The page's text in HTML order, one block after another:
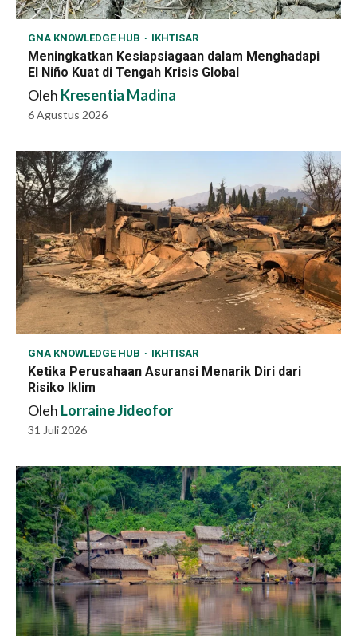
GNA KNOWLEDGE HUB IKHTISAR
Meningkatkan Kesiapsiagaan dalam Menghadapi
El Niño Kuat di Tengah Krisis Global
Oleh Kresentia Madina
6 Agustus 2026
GNA KNOWLEDGE HUB IKHTISAR
Ketika Perusahaan Asuransi Menarik Diri dari
Risiko Iklim
Oleh Lorraine Jideofor
31 Juli 2026